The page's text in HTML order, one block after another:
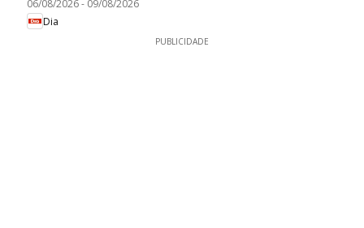
06/08/2026- 09/08/2026
Dia
PUBLICIDADE